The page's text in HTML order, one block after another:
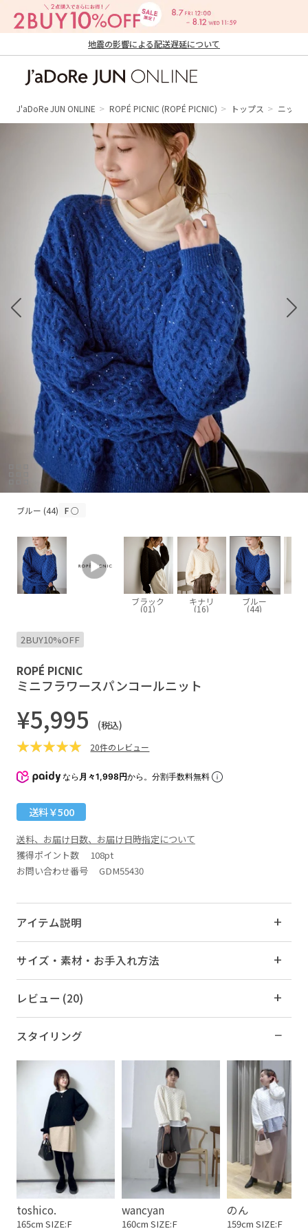
地震の影響による配送遅延について
ン オンライン）
J'aDoRe JUN ONLINE ROPÉ PICNIC (ROPÉ PICNIC) トップス ニット
ブルー (44) F○
ブラック
(01)
キナリ
(16)
ブルー
(44)
2BUY10%OFF
ROPÉ PICNIC
ミニフラワースパンコールニット
¥5,995 (税込)
20件のレビュー
なら 月々1,998円から。分割手数料無料
送料￥500
送料、お届け日数、お届け日時指定について
獲得ポイント数
108pt
お問い合わせ番号 GDM55430
アイテム説明
サイズ・素材・お手入れ方法
レビュー (20)
スタイリング
toshico.
165cm SIZE:F
wancyan
160cm SIZE:F
のん
159cm SIZE:F